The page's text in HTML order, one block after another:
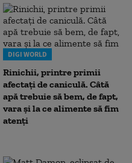
DIGI WORLD
Rinichii, printre primii
afectați de caniculă. Câtă
apă trebuie să bem, de fapt,
vara și la ce alimente să fim
atenți